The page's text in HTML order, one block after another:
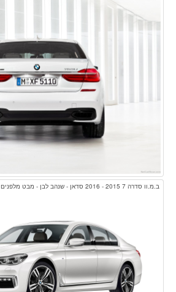
ב.מ.וו סדרה 7 2015 - 2016 סדאן - שנהב לבן - מבט מלפנים